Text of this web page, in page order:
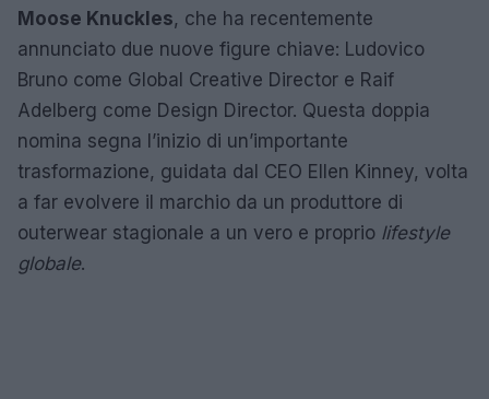
Moose Knuckles, che ha recentemente
annunciato due nuove figure chiave: Ludovico
Bruno come Global Creative Director e Raif
Adelberg come Design Director. Questa doppia
nomina segna l’inizio di un’importante
trasformazione, guidata dal CEO Ellen Kinney, volta
a far evolvere il marchio da un produttore di
outerwear stagionale a un vero e proprio lifestyle
globale.